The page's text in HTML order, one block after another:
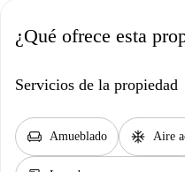
¿Qué ofrece esta
Servicios de la propiedad
chair Amueblado ac_unit Aire